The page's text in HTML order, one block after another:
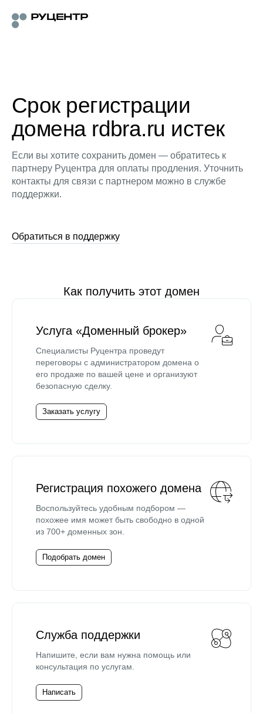
Срок регистрации
домена rdbra.ru истек
Если вы хотите сохранить домен — обратитесь к
партнеру Руцентра для оплаты продления. Уточнить
контакты для связи с партнером можно в службе
поддержки.
Обратиться в поддержку
Как получить этот домен
Услуга «Доменный брокер»
Специалисты Руцентра проведут
переговоры с администратором домена о
его продаже по вашей цене и организуют
безопасную сделку.
Заказать услугу
Регистрация похожего домена
Воспользуйтесь удобным подбором —
похожее имя может быть свободно в одной
из 700+ доменных зон.
Подобрать домен
Служба поддержки
Напишите, если вам нужна помощь или
консультация по услугам.
Написать